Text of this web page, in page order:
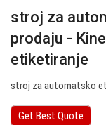
stroj za
prodaju -
etiketiranje
stroj za automatsko
Get Best Quote